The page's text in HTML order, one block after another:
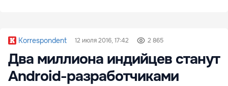
Korrespondent 12 июля 2016, 17:42 2 865
Два миллиона индийцев станут
Android-разработчиками